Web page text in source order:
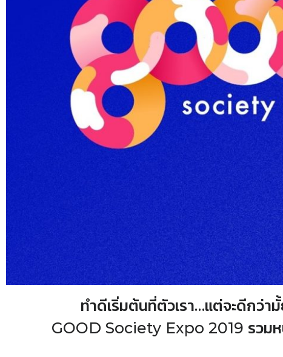
ทำดีเริ่มต้นที่ตัวเรา…แตจะดีกว่า
GOOD Society Expo 2019 รวม